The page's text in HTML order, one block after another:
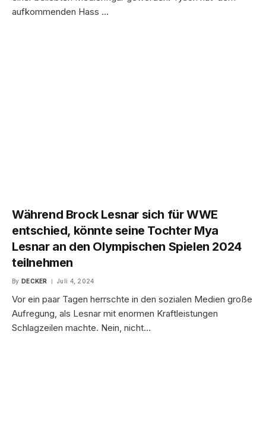
aufkommenden Hass …
Während Brock Lesnar sich für WWE
entschied, könnte seine Tochter Mya
Lesnar an den Olympischen Spielen 2024
teilnehmen
By DECKER Juli 4, 2024
Vor ein paar Tagen herrschte in den sozialen Medien große
Aufregung, als Lesnar mit enormen Kraftleistungen
Schlagzeilen machte. Nein, nicht…